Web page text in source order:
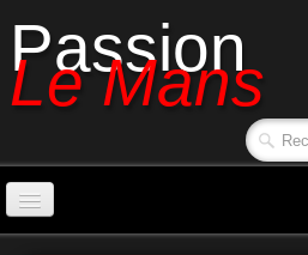
Passion
Le Mans
Accueil